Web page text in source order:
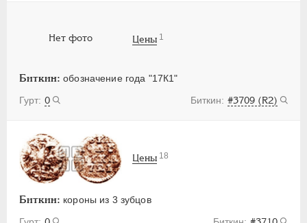
Нет фото
Биткин: обозначение года "17К1"
0
#3709 (R2)
Цены 1
Биткин: короны из 3 зубцов
Цены 18